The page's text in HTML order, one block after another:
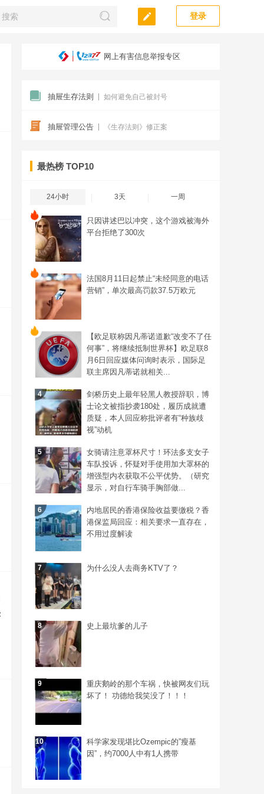
登录
涉未成年人不良信息举报专区
抽屉生存法则
如何避免自己被封号
抽屉管理公告 《生存法则》修正案
最热榜 TOP10
24小时 3天 一周
只因讲述巴以冲突，这个游戏被海外
平台拒绝了300次
法国8月11日起禁止“未经同意的电话
营销”，单次最高罚款37.5万欧元
【欧足联称因凡蒂诺道歉“改变不了任
何事”，将继续抵制世界杯】欧足联8
月6日回应媒体问询时表示，国际足
联主席因凡蒂诺就相关...
4
剑桥历史上最年轻黑人教授辞职，博
士论文被指抄袭180处，履历成就遭
质疑，本人回应称批评者有“种族歧
视”动机
5
女骑请注意罩杯尺寸！环法多支女子
车队投诉，怀疑对手使用加大罩杯的
增强型内衣获取不公平优势。（研究
显示，对自行车骑手胸部做...
6
内地居民的香港保险收益要缴税？香
港保监局回应：相关要求一直存在，
不用过度解读
7 为什么没人去商务KTV了？
8 史上最坑爹的儿子
9
重庆鹅岭的那个车祸，快被网友们玩
坏了！ 功德给我笑没了！！！
10
科学家发现堪比Ozempic的”瘦基
因”，约7000人中有1人携带